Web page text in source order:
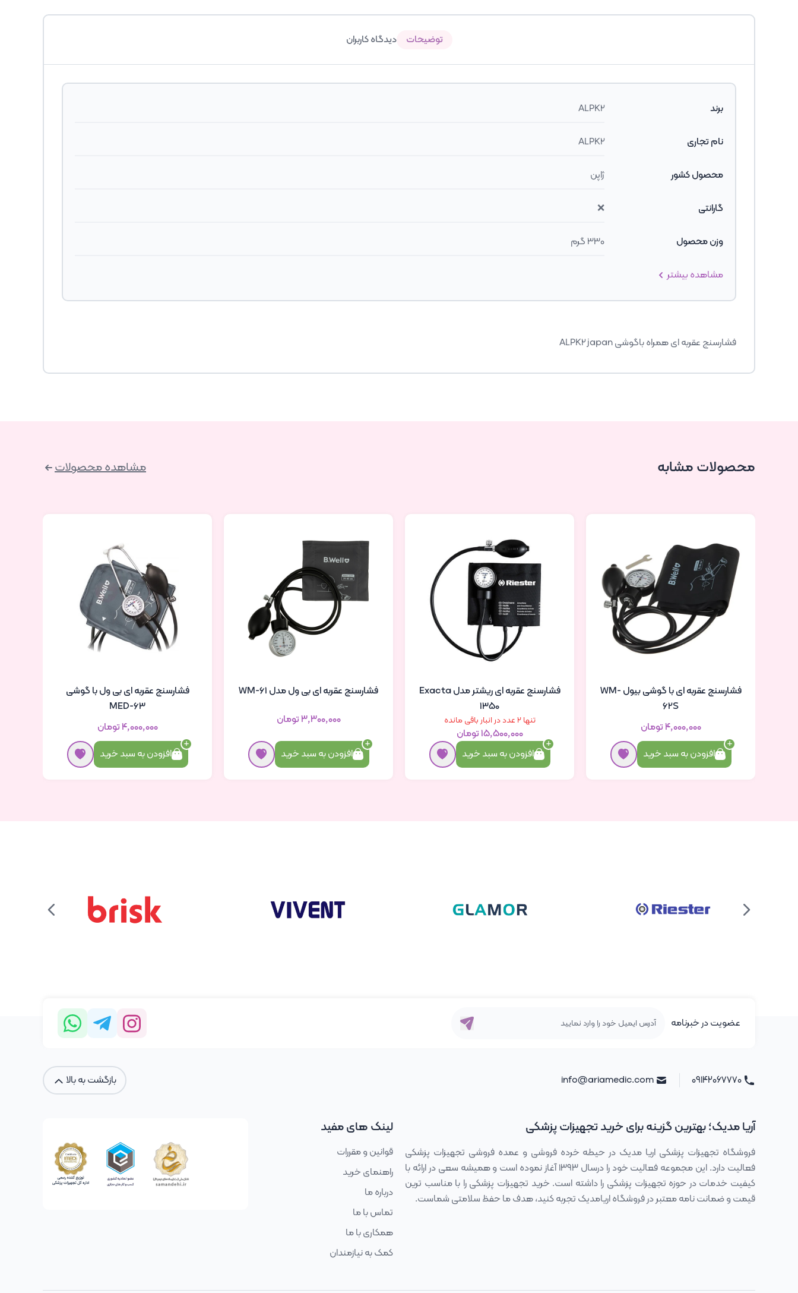
توضیحات دیدگاه کاربران
برند ALPK2
نام تجاری ALPK2
محصول کشور ژاپن
گارانتی ❌
وزن محصول 330 گرم
مشاهده بیشتر
فشارسنج عقربه ای همراه باگوشی ALPK2 japan
محصولات مشابه مشاهده محصولات
فشارسنج عقربه ای با گوشی بیول WM-
62S
۴٬۰۰۰٬۰۰۰ تومان
افزودن به سبد خرید
فشارسنج عقربه ای ریشتر مدل Exacta
1350
تنها 2 عدد در انبار باقی مانده
۱۵٬۵۰۰٬۰۰۰ تومان
افزودن به سبد خرید
فشارسنج عقربه ای بی ول مدل WM-61
۳٬۳۰۰٬۰۰۰ تومان
افزودن به سبد خرید
فشارسنج عقربه ای بی ول با گوشی
MED-63
۴٬۰۰۰٬۰۰۰ تومان
افزودن به سبد خرید
عضویت در خبرنامه
بازگشت به بالا
آریا مدیک؛ بهترین گزینه برای خرید تجهیزات پزشکی
فروشگاه تجهیزات پزشکی اریا مدیک در حیطه خرده فروشی و عمده فروشی تجهیزات پزشکی
فعالیت دارد. این مجموعه فعالیت خود را درسال ۱۳۹۳ آغاز نموده است و همیشه سعی در ارائه با
کیفیت خدمات در حوزه تجهیزات پزشکی را داشته است. خرید تجهیزات پزشکی را با مناسب ترین
قیمت و ضمانت نامه معتبر در فروشگاه اریامدیک تجربه کنید، هدف ما حفظ سلامتی شماست.
لینک های مفید
قوانین و مقررات
راهنمای خرید
درباره ما
تماس با ما
همکاری با ما
کمک به نیازمندان